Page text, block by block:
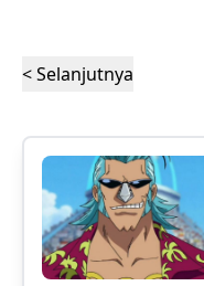
< Selanjutnya